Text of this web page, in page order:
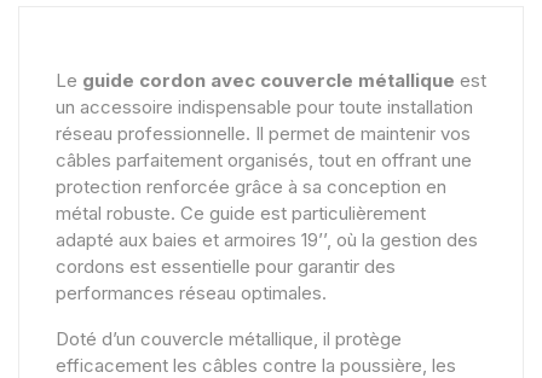
Le guide cordon avec couvercle métallique est
un accessoire indispensable pour toute installation
réseau professionnelle. Il permet de maintenir vos
câbles parfaitement organisés, tout en offrant une
protection renforcée grâce à sa conception en
métal robuste. Ce guide est particulièrement
adapté aux baies et armoires 19’’, où la gestion des
cordons est essentielle pour garantir des
performances réseau optimales.
Doté d’un couvercle métallique, il protège
efficacement les câbles contre la poussière, les